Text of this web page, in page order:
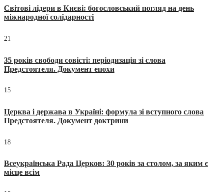
Світові лідери в Києві: богословський погляд на день
міжнародної солідарності
21
35 років свободи совісті: періодизація зі слова
Предстоятеля. Документ епохи
15
Церква і держава в Україні: формула зі вступного слова
Предстоятеля. Документ доктрини
18
Всеукраїнська Рада Церков: 30 років за столом, за яким є
місце всім